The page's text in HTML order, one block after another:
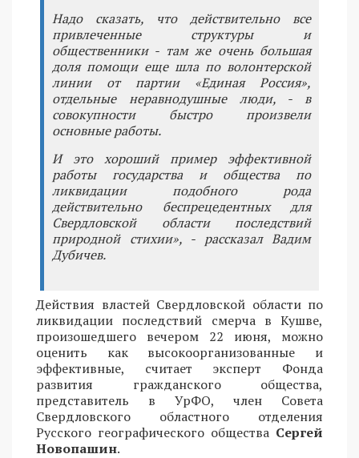
Надо сказать, что действительно все
привлеченные структуры и
общественники - там же очень большая
доля помощи еще шла по волонтерской
линии от партии «Единая Россия»,
отдельные неравнодушные люди, - в
совокупности быстро произвели
основные работы.
И это хороший пример эффективной
работы государства и общества по
ликвидации подобного рода
действительно беспрецедентных для
Свердловской области последствий
природной стихии», - рассказал Вадим
Дубичев.
Действия властей Свердловской области по
ликвидации последствий смерча в Кушве,
произошедшего вечером 22 июня, можно
оценить как высокоорганизованные и
эффективные, считает эксперт Фонда
развития гражданского общества,
представитель в УрФО, член Совета
Свердловского областного отделения
Русского географического общества Сергей
Новопашин.